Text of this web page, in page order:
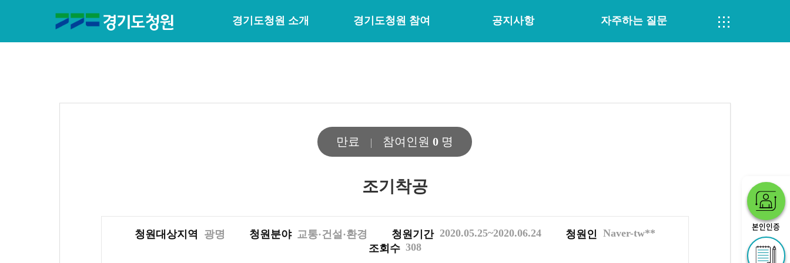
경기도청원 소개 경기도청원 참여 공지사항 자주하는 질문
본인인증
만료 참여인원0 명
조기착공
청원대상지역 광명 청원분야 교통·건설·환경 청원기간 2020.05.25~2020.06.24 청원인
Naver-tw**
조회수 308